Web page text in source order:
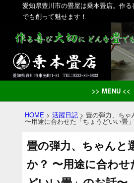
愛知県豊川市の畳屋は乗本畳店。作
でも創って魅せます！
>> MENU <<
HOME > 活躍日記> 畳の弾力、ちゃ
〜用途に合わせた「ちょうどいい畳
畳の弾力、ちゃんと
か？ 〜用途に合わせ